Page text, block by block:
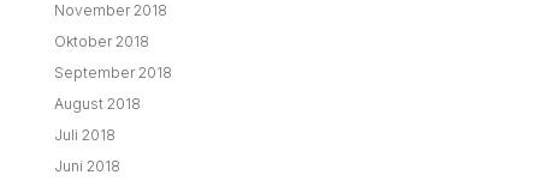
November 2018
Oktober 2018
September 2018
August 2018
Juli 2018
Juni 2018